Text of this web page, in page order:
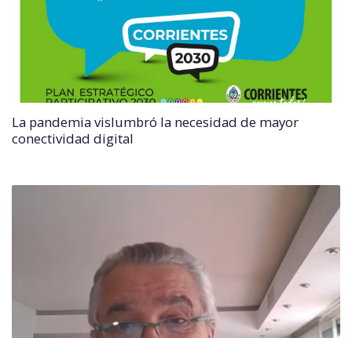
La pandemia vislumbró la necesidad de mayor
conectividad digital